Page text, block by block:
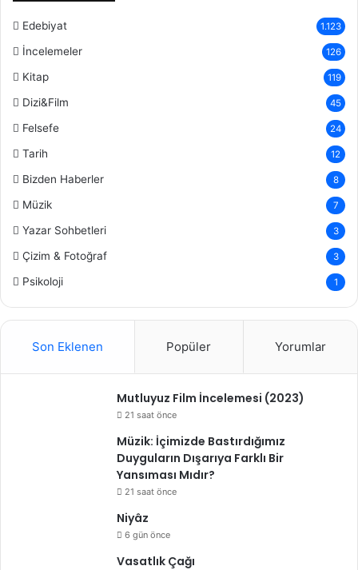
Edebiyat 1.123
İncelemeler 126
Kitap 119
Dizi&Film 45
Felsefe 24
Tarih 12
Bizden Haberler 8
Müzik 7
Yazar Sohbetleri 3
Çizim & Fotoğraf 3
Psikoloji 1
Son Eklenen Popüler Yorumlar
Mutluyuz Film İncelemesi (2023)
21 saat önce
Müzik: İçimizde Bastırdığımız
Duyguların Dışarıya Farklı Bir
Yansıması Mıdır?
21 saat önce
Niyâz
6 gün önce
Vasatlık Çağı